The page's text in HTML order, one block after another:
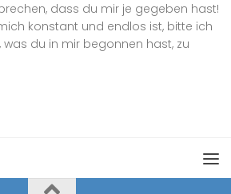
dass du mir je gegeben hast!
konstant und endlos ist, bitte ich
was du in mir begonnen hast, zu